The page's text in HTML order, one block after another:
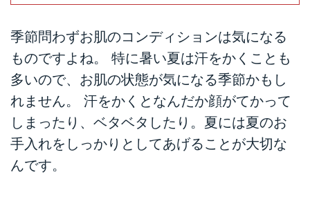
季節問わずお肌のコンディションは気になる
ものですよね。 特に暑い夏は汗をかくことも
多いので、お肌の状態が気になる季節かもし
れません。 汗をかくとなんだか顔がてかって
しまったり、ベタベタしたり。夏には夏のお
手入れをしっかりとしてあげることが大切な
んです。